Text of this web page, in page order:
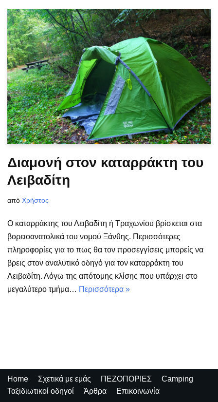
Διαμονή στον καταρράκτη του
Λειβαδίτη
από Χρήστος
Ο καταρράκτης του Λειβαδίτη ή Τραχωνίου βρίσκεται στα
βορειοανατολικά του νομού Ξάνθης. Περισσότερες
πληροφορίες για το πως θα τον προσεγγίσεις μπορείς να
βρεις στον αναλυτικό οδηγό για τον καταρράκτη του
Λειβαδίτη. Λόγω της απότομης κλίσης που υπάρχει στο
μεγαλύτερο τμήμα… Περισσότερα »
Home Σχετικά με εμάς ΠΕΖΟΠΟΡΙΕΣ
Camping
Ταξιδιωτικοί οδηγοί
Άρθρα Επικοινωνία